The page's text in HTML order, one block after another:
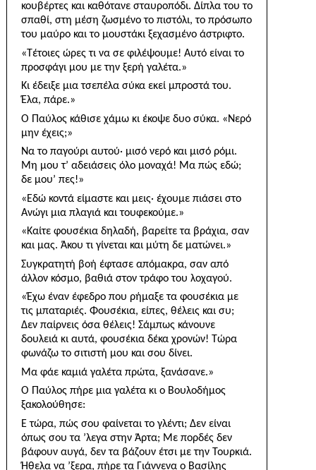
κουβέρτες και καθότανε σταυροπόδι. Δίπλα του το
σπαθί, στη μέση ζωσμένο το πιστόλι, το πρόσωπο
του μαύρο και το μουστάκι ξεχασμένο άστριφτο.
«Τέτοιες ώρες τι να σε φιλέψουμε! Αυτό είναι το
προσφάγι μου με την ξερή γαλέτα.»
Κι έδειξε μια τσεπέλα σύκα εκεί μπροστά του.
Έλα, πάρε.»
Ο Παύλος κάθισε χάμω κι έκοψε δυο σύκα. «Νερό
μην έχεις;»
Να το παγούρι αυτού· μισό νερό και μισό ρόμι.
Μη μου τ’ αδειάσεις όλο μοναχά! Μα πώς εδώ;
δε μου’ πες!»
«Εδώ κοντά είμαστε και μεις· έχουμε πιάσει στο
Ανώγι μια πλαγιά και τουφεκούμε.»
«Καίτε φουσέκια δηλαδή, βαρείτε τα βράχια, σαν
και μας. Άκου τι γίνεται και μύτη δε ματώνει.»
Συγκρατητή βοή έφτασε απόμακρα, σαν από
άλλον κόσμο, βαθιά στον τράφο του λοχαγού.
«Έχω έναν έφεδρο που ρήμαξε τα φουσέκια με
τις μπαταριές. Φουσέκια, είπες, θέλεις και συ;
Δεν παίρνεις όσα θέλεις! Σάμπως κάνουνε
δουλειά κι αυτά, φουσέκια δέκα χρονών! Τώρα
φωνάζω το σιτιστή μου και σου δίνει.
Μα φάε καμιά γαλέτα πρώτα, ξανάσανε.»
Ο Παύλος πήρε μια γαλέτα κι ο Βουλοδήμος
ξακολούθησε:
Ε τώρα, πώς σου φαίνεται το γλέντι; Δεν είναι
όπως σου τα ’λεγα στην Άρτα; Με πορδές δεν
βάφουν αυγά, δεν τα βάζουν έτσι με την Τουρκιά.
Ήθελα να ’ξερα, πήρε τα Γιάννενα ο Βασίλης